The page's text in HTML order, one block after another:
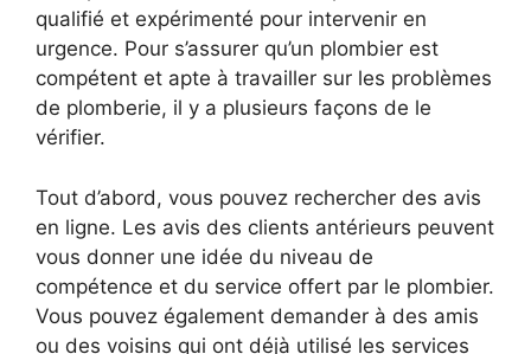
qualifié et expérimenté pour intervenir en
urgence. Pour s’assurer qu’un plombier est
compétent et apte à travailler sur les problèmes
de plomberie, il y a plusieurs façons de le
vérifier.
Tout d’abord, vous pouvez rechercher des avis
en ligne. Les avis des clients antérieurs peuvent
vous donner une idée du niveau de
compétence et du service offert par le plombier.
Vous pouvez également demander à des amis
ou des voisins qui ont déjà utilisé les services